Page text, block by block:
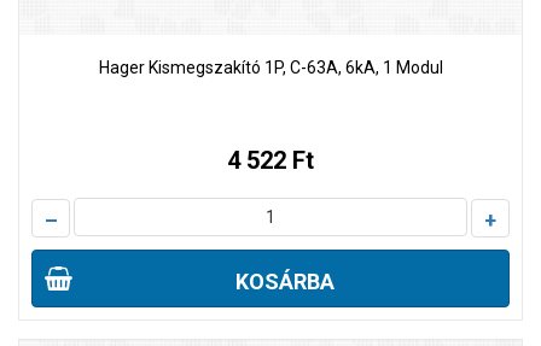
Hager Kismegszakító 1P, C-63A, 6kA, 1 Modul
4 522 Ft
– +
KOSÁRBA